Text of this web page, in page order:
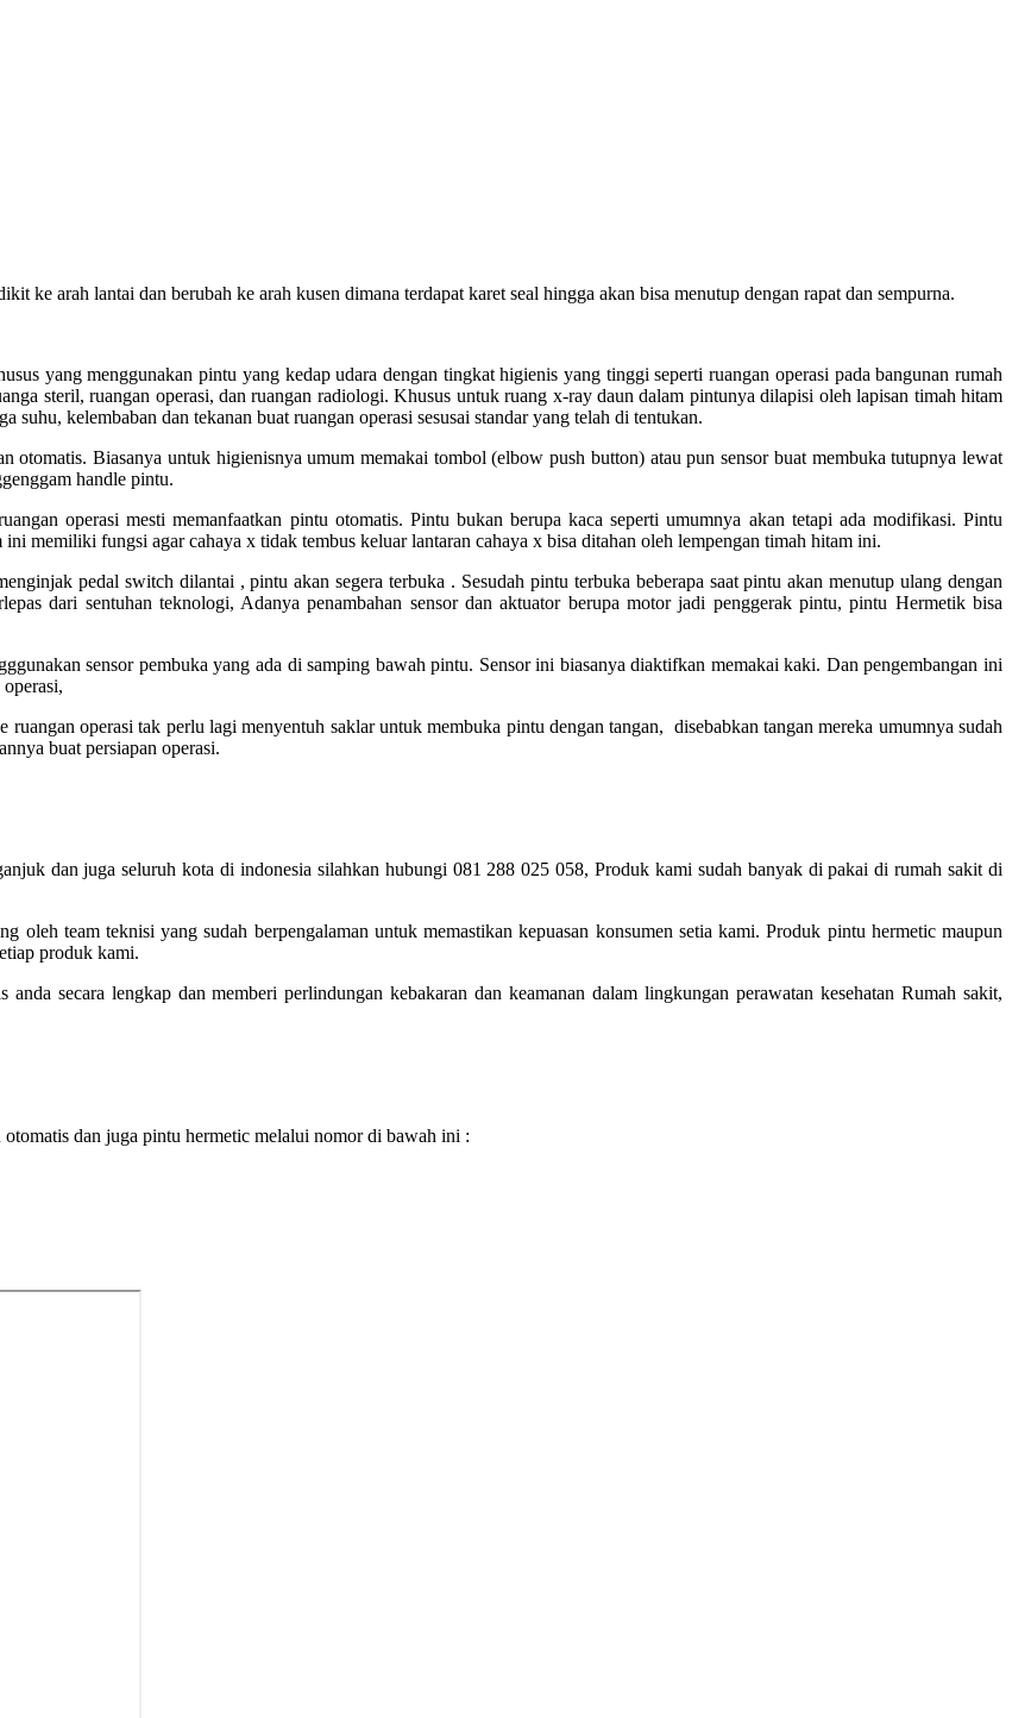
ke arah lantai dan berubah ke arah kusen dimana terdapat karet seal hingga akan bisa menutup dengan rapat dan sempurna.
yang menggunakan pintu yang kedap udara dengan tingkat higienis yang tinggi seperti ruangan operasi pada bangunan rumah
steril, ruangan operasi, dan ruangan radiologi. Khusus untuk ruang x-ray daun dalam pintunya dilapisi oleh lapisan timah hitam
kelembaban dan tekanan buat ruangan operasi sesusai standar yang telah di tentukan.
otomatis. Biasanya untuk higienisnya umum memakai tombol (elbow push button) atau pun sensor buat membuka tutupnya lewat
handle pintu.
operasi mesti memanfaatkan pintu otomatis. Pintu bukan berupa kaca seperti umumnya akan tetapi ada modifikasi. Pintu
memiliki fungsi agar cahaya x tidak tembus keluar lantaran cahaya x bisa ditahan oleh lempengan timah hitam ini.
pedal switch dilantai , pintu akan segera terbuka . Sesudah pintu terbuka beberapa saat pintu akan menutup ulang dengan
dari sentuhan teknologi, Adanya penambahan sensor dan aktuator berupa motor jadi penggerak pintu, pintu Hermetik bisa
sensor pembuka yang ada di samping bawah pintu. Sensor ini biasanya diaktifkan memakai kaki. Dan pengembangan ini
operasi tak perlu lagi menyentuh saklar untuk membuka pintu dengan tangan, disebabkan tangan mereka umumnya sudah
buat persiapan operasi.
dan juga seluruh kota di indonesia silahkan hubungi 081 288 025 058, Produk kami sudah banyak di pakai di rumah sakit di
team teknisi yang sudah berpengalaman untuk memastikan kepuasan konsumen setia kami. Produk pintu hermetic maupun
produk kami.
secara lengkap dan memberi perlindungan kebakaran dan keamanan dalam lingkungan perawatan kesehatan Rumah sakit,
dan juga pintu hermetic melalui nomor di bawah ini :